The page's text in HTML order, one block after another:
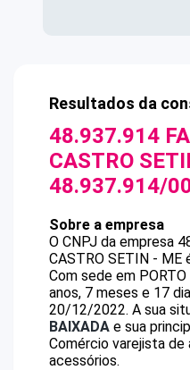
Resultados da
48.937.914
CASTRO
48.937.914/
Sobre a empresa
O CNPJ da empresa
CASTRO SETIN - ME
Com sede em PORTO
anos, 7 meses e 17
20/12/2022. A sua
BAIXADA e sua
Comércio varejista
acessórios.